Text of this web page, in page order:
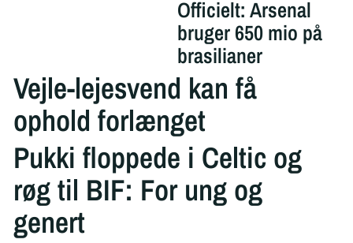
Officielt: Arsenal
bruger 650 mio på
brasilianer
Vejle-lejesvend kan få
ophold forlænget
Pukki floppede i Celtic og
røg til BIF: For ung og
genert